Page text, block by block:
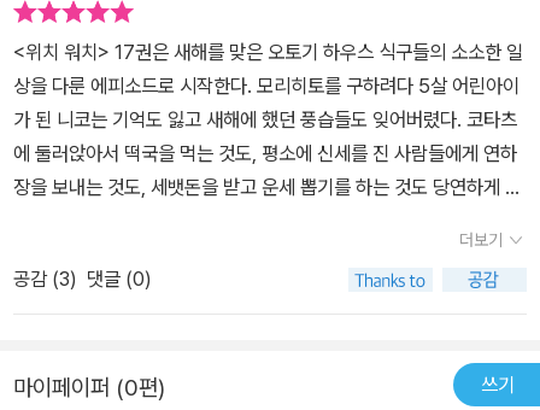
<위치 워치> 17권은 새해를 맞은 오토기 하우스 식구들의 소소한 일
상을 다룬 에피소드로 시작한다. 모리히토를 구하려다 5살 어린아이
가 된 니코는 기억도 잃고 새해에 했던 풍습들도 잊어버렸다. 코타츠
에 둘러앉아서 떡국을 먹는 것도, 평소에 신세를 진 사람들에게 연하
장을 보내는 것도, 세뱃돈을 받고 운세 뽑기를 하는 것도 당연하게 여
지는 감상이지만, 작가님 자신이 8세 딸, 5세 아들을 키우면서 경험
하거나 느낀 것들을 작품에 반영하시는 것 같다. 작가님 자녀들의 그
림과 글씨가 삽입된 에피소드도 있는데, 자녀분들이 나중에 보면 뭉
미야오 네무는 눈보라를 뚫고 코무기를 만나고 오는 길에 자신이 울
더보기
공감 (3) 댓글 (0)
마이페이퍼 (0편) 쓰기